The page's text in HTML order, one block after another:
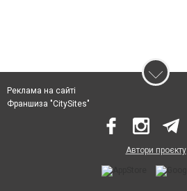
Реклама на сайті
Франшиза "CitySites"
Автори проєкту